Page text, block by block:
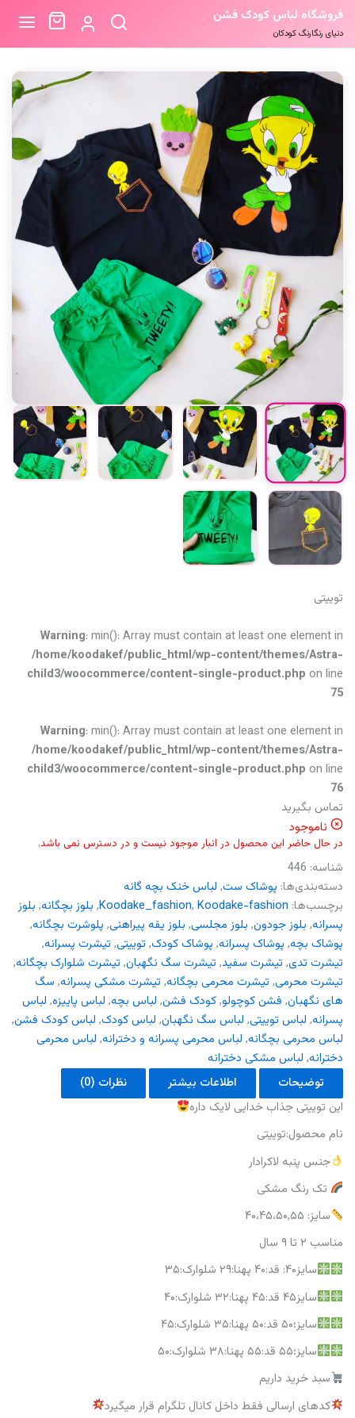
فروشگاه لباس کودک فشن
دنیای رنگارنگ کودکان
توییتی
Warning: min(): Array must contain at least one element in
/home/koodakef/public_html/wp-content/themes/Astra-
child3/woocommerce/content-single-product.php on line
75
Warning: min(): Array must contain at least one element in
/home/koodakef/public_html/wp-content/themes/Astra-
child3/woocommerce/content-single-product.php on line
76
تماس بگیرید
ناموجود
در حال حاضر این محصول در انبار موجود نیست و در دسترس نمی باشد.
شناسه: 446
دسته‌بندی‌ها: پوشاک ست, لباس خنک بچه گانه
برچسب‌ها:
Koodake_fashion,Koodake-fashion
, بلوز بچگانه, بلوز
پسرانه, بلوز‌ جودون, بلوز مجلسی, بلوز یقه پیراهنی, پلوشرت بچگانه,
پوشاک بچه, پوشاک پسرانه, پوشاک کودک, توییتی, تیشرت پسرانه,
تیشرت تدی, تیشرت سفید, تیشرت سگ نگهبان, تیشرت شلوارک بچگانه,
تیشرت محرمی, تیشرت محرمی بچگانه, تیشرت مشکی پسرانه, سگ
های نگهبان, فشن کوچولو,کودک فشن, لباس بچه, لباس پاییزه, لباس
پسرانه, لباس توییتی, لباس سگ نگهبان, لباس کودک, لباس کودک فشن,
لباس محرمی بچگانه, لباس محرمی پسرانه و دخترانه, لباس محرمی
دخترانه, لباس مشکی دخترانه
توضیحات
اطلاعات بیشتر
نظرات (0)
این توییتی جذاب خدایی لایک داره
نام محصول:توییتی
جنس پنبه لاکرادار
تک رنگ مشکی
سایز: ۴۰،۴۵،۵۰,۵۵
مناسب ۲ تا ۹ سال
سایز۴۰: قد:۴۰ پهنا:۲۹ شلوارک:۳۵
سایز۴۵ قد:۴۵ پهنا:۳۲ شلوارک:۴۰
سایز؛۵۰ قد:۵۰ پهنا:۳۵ شلوارک:۴۵
سایز؛۵۵ قد:۵۵ پهنا:۳۸ شلوارک:۵۰
سبد خرید داریم
کدهای ارسالی فقط داخل کانال تلگرام قرار میگیرد